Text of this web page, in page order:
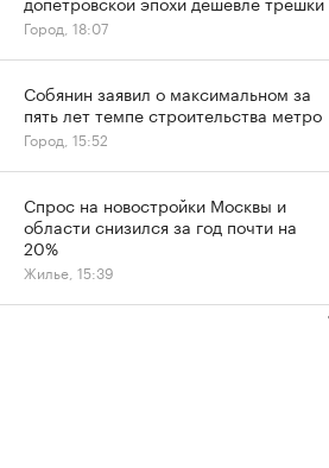
Город, 18:07
Собянин заявил о максимальном за
пять лет темпе строительства метро
Город, 15:52
Спрос на новостройки Москвы и
области снизился за год почти на
20%
Жилье, 15:39